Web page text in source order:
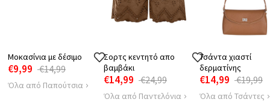
Μοκασίνια με δέσιμο
€9,99 €14,99
Όλα από Παπούτσια
Σορτς κεντητό απο
βαμβάκι
€14,99 €24,99
Όλα από Παντελόνια
Τσάντα χιαστί
δερματίνης
€14,99 €19,99
Όλα από Τσάντες